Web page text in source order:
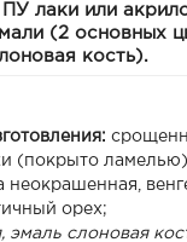
ПУ лаки или
(2 основных
кость).
(покрыто ламелью)
неокрашенная,
орех;
эмаль слоновая